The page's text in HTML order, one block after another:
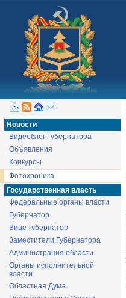
Новости
Видеоблог Губернатора
Объявления
Конкурсы
Фотохроника
Государственная власть
Федеральные органы власти
Губернатор
Вице-губернатор
Заместители Губернатора
Администрация области
Органы исполнительной
власти
Областная Дума